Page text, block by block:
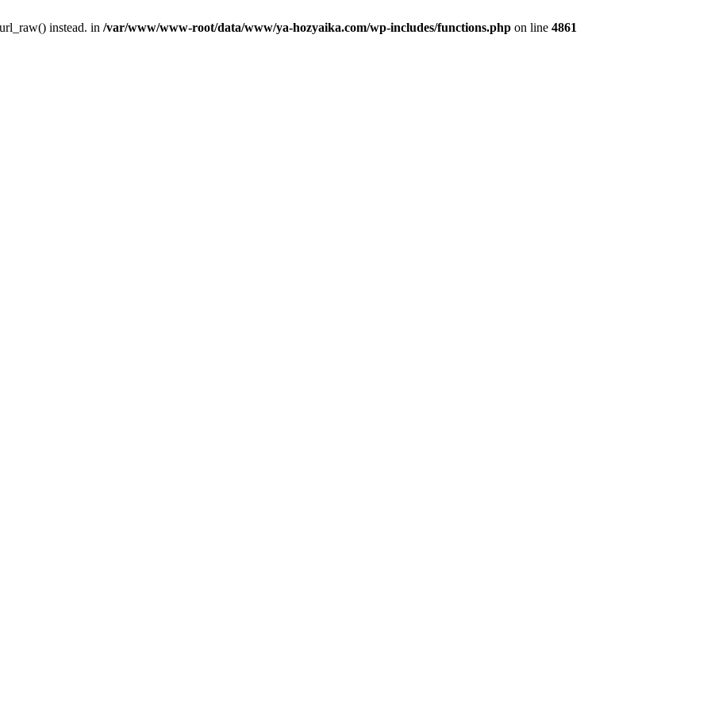
instead. in /var/www/www-root/data/www/ya-hozyaika.com/wp-includes/functions.php on line 4861